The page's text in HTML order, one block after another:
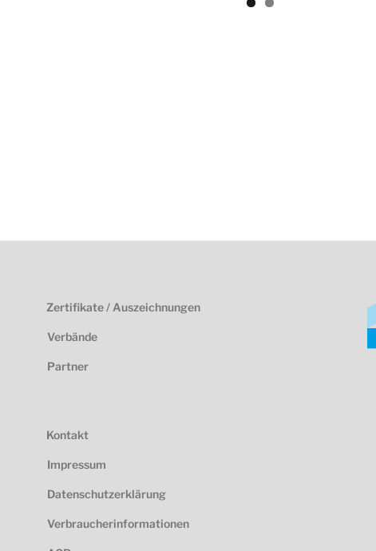
Zertifikate / Auszeichnungen
Verbände
Partner
Kontakt
Impressum
Datenschutzerklärung
Verbraucherinformationen